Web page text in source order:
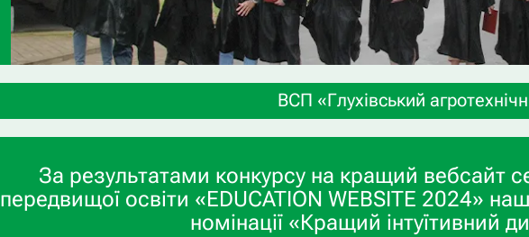
ВСП «Глухівський агротехнічний
За результатами конкурсу на кращий вебсайт
передвищої освіти «EDUCATION WEBSITE 2024»
номінації «Кращий інтуїтивний